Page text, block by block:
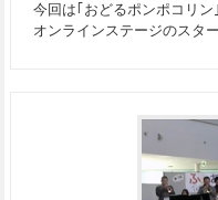
今回は｢おどるポンポコリ
オンラインステージのスタ